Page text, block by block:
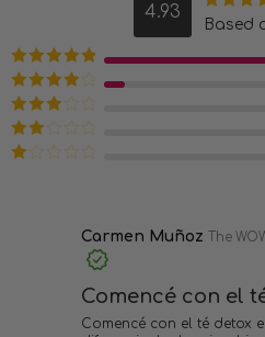
4.93
Valorado
Based
Valorado en
5
de 5
Valorado
en 4
Valorado
en
5
Valorado
Carmen Muñoz The
Comencé con el
Comencé con el té detox